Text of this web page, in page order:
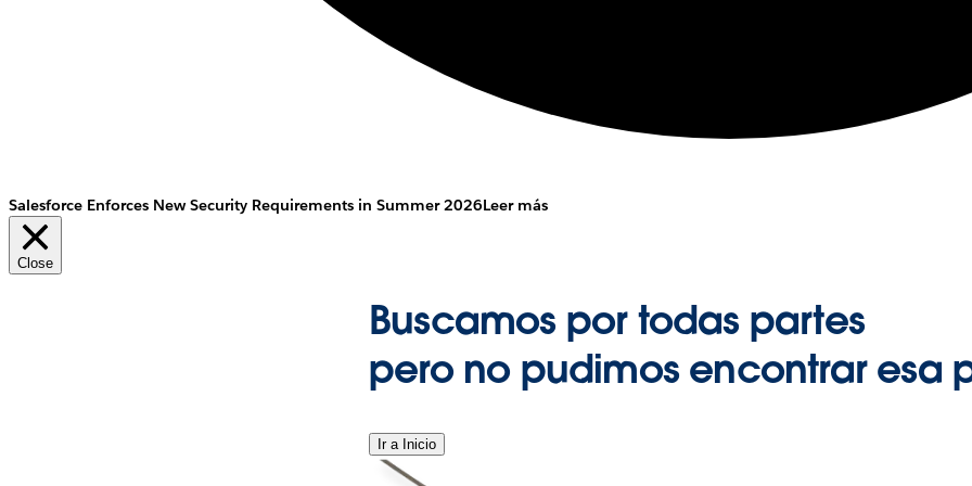
Salesforce Enforces New Security Requirements in Summer 2026Leer más
Close
Buscamos por todas partes
pero no pudimos encontrar esa
Ir a Inicio